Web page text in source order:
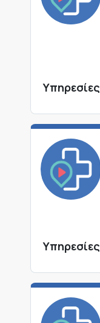
Υπηρεσίες
Υπηρεσίες